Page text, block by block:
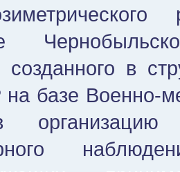
созданного в
базе Военно-